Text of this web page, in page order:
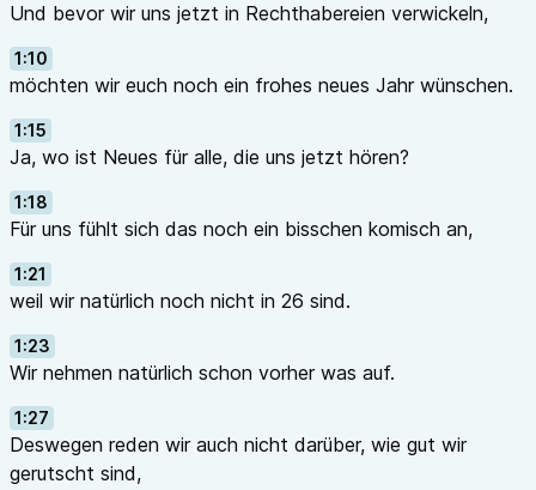
Und bevor wir uns jetzt in Rechthabereien verwickeln,
1:10
möchten wir euch noch ein frohes neues Jahr wünschen.
1:15
Ja, wo ist Neues für alle, die uns jetzt hören?
1:18
Für uns fühlt sich das noch ein bisschen komisch an,
1:21
weil wir natürlich noch nicht in 26 sind.
1:23
Wir nehmen natürlich schon vorher was auf.
1:27
Deswegen reden wir auch nicht darüber, wie gut wir
gerutscht sind,